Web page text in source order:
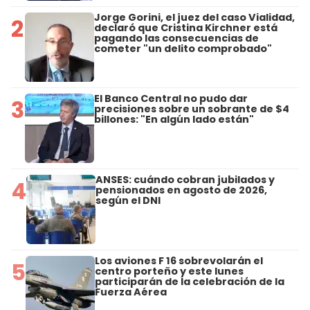
2 Jorge Gorini, el juez del caso Vialidad,
declaró que Cristina Kirchner está
pagando las consecuencias de
cometer "un delito comprobado"
3 El Banco Central no pudo dar
precisiones sobre un sobrante de $4
billones: "En algún lado están"
4 ANSES: cuándo cobran jubilados y
pensionados en agosto de 2026,
según el DNI
5 Los aviones F 16 sobrevolarán el
centro porteño y este lunes
participarán de la celebración de la
Fuerza Aérea